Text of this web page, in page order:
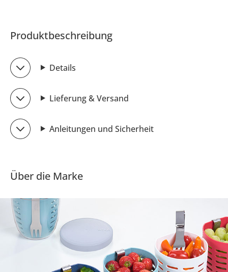
Produktbeschreibung
Details
Lieferung & Versand
Anleitungen und Sicherheit
Über die Marke